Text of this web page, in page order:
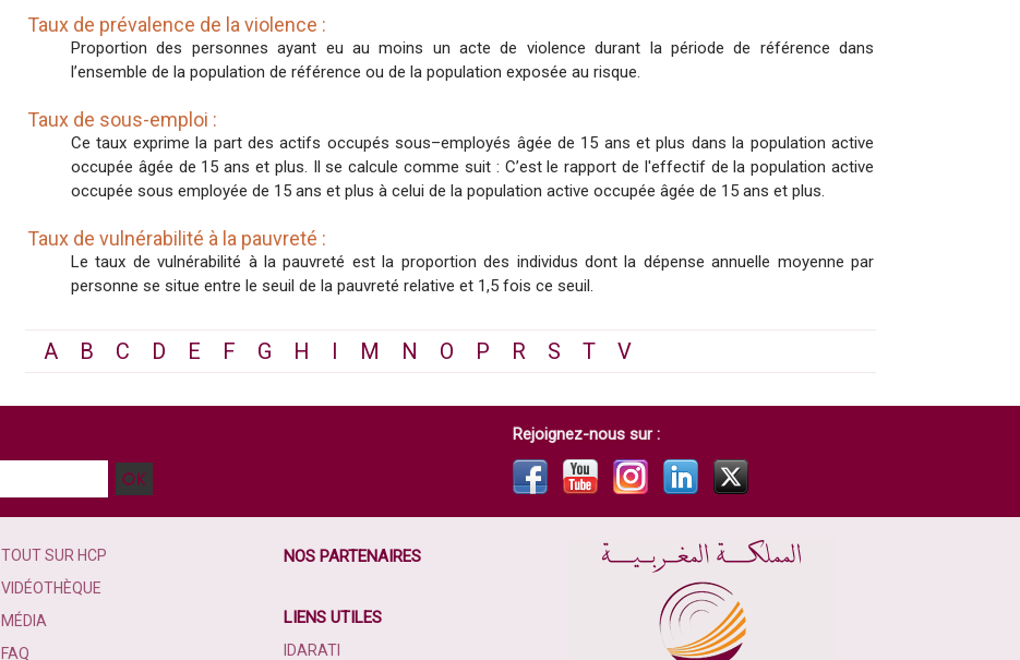
Taux de prévalence de la violence :
Proportion des personnes ayant eu au moins un acte de violence durant la période de référence dans
l’ensemble de la population de référence ou de la population exposée au risque.
Taux de sous-emploi :
Ce taux exprime la part des actifs occupés sous–employés âgée de 15 ans et plus dans la population active
occupée âgée de 15 ans et plus. Il se calcule comme suit : C’est le rapport de l'effectif de la population active
occupée sous employée de 15 ans et plus à celui de la population active occupée âgée de 15 ans et plus.
Taux de vulnérabilité à la pauvreté :
Le taux de vulnérabilité à la pauvreté est la proportion des individus dont la dépense annuelle moyenne par
personne se situe entre le seuil de la pauvreté relative et 1,5 fois ce seuil.
A B C D E F G H I M N O P R S T V
Rejoignez-nous sur :
TOUT SUR HCP
VIDÉOTHÈQUE
MÉDIA
FAQ
NOS PARTENAIRES
LIENS UTILES
IDARATI